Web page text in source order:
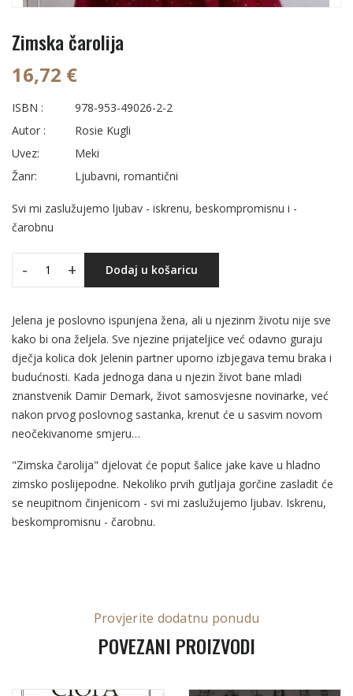
Zimska čarolija
16,72 €
ISBN :
978-953-49026-2-2
Autor :
Rosie Kugli
Uvez:
Meki
Žanr:
Ljubavni, romantični
Svi mi zaslužujemo ljubav - iskrenu, beskompromisnu i -
čarobnu
- + Dodaj u košaricu
Jelena je poslovno ispunjena žena, ali u njezinm životu nije sve
kako bi ona željela. Sve njezine prijateljice već odavno guraju
dječja kolica dok Jelenin partner uporno izbjegava temu braka i
budućnosti. Kada jednoga dana u njezin život bane mladi
znanstvenik Damir Demark, život samosvjesne novinarke, već
nakon prvog poslovnog sastanka, krenut će u sasvim novom
neočekivanome smjeru…
"Zimska čarolija" djelovat će poput šalice jake kave u hladno
zimsko poslijepodne. Nekoliko prvih gutljaja gorčine zasladit će
se neupitnom činjenicom - svi mi zaslužujemo ljubav. Iskrenu,
beskompromisnu - čarobnu.
Provjerite dodatnu ponudu
POVEZANI PROIZVODI